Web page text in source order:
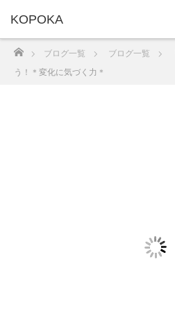
KOPOKA
ブログ一覧 ブログ一覧
う！＊変化に気づく力＊